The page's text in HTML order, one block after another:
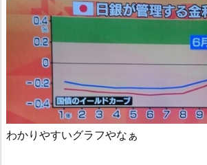
わかりやすいグラフやなぁ